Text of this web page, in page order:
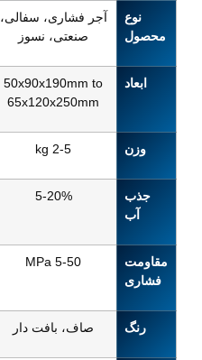
نوع
محصول
آجر فشاری، سفالی،
صنعتی، نسوز
ابعاد
50x90x190mm to
65x120x250mm
وزن 2-5 kg
جذب
آب
5-20%
مقاومت
فشاری
5-50 MPa
رنگ صاف، بافت دار